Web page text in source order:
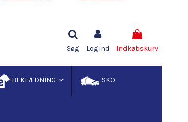
Søg Log ind Indkøbskurv
BEKLÆDNING SKO